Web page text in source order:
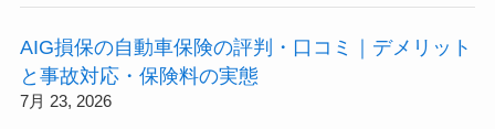
AIG損保の自動車保険の評判・口コミ｜デメリット
と事故対応・保険料の実態
7月 23, 2026